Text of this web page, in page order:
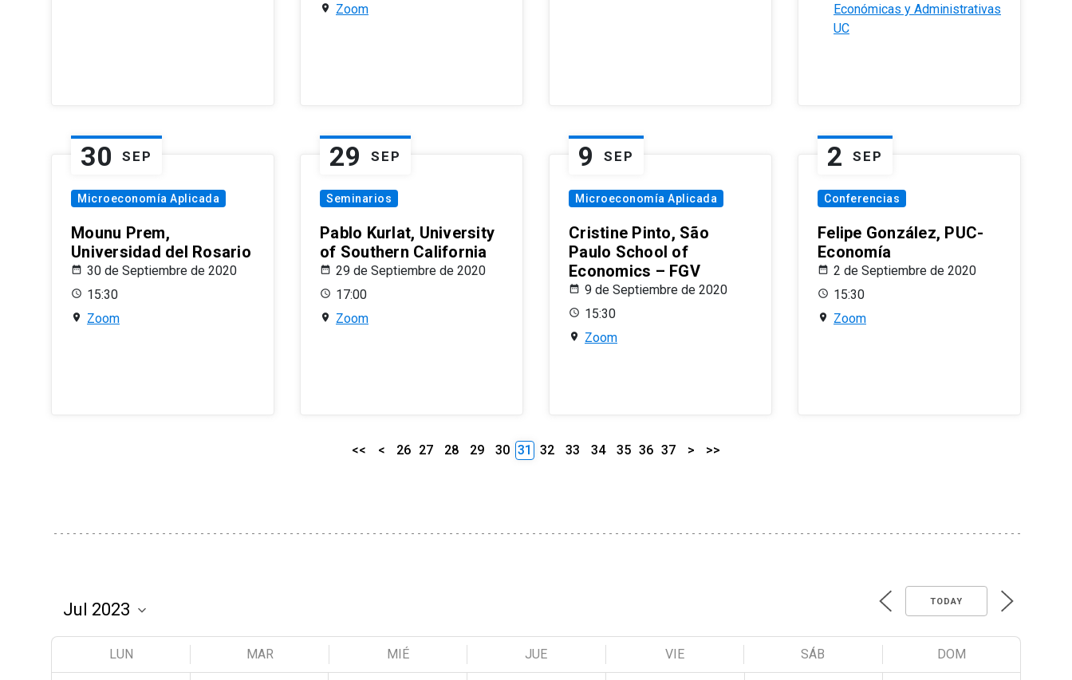
Zoom
Económicas y Administrativas
UC
30 SEP
Microeconomía Aplicada
Mounu Prem,
Universidad del Rosario
30 de Septiembre de 2020
15:30
Zoom
29 SEP
Seminarios
Pablo Kurlat, University
of Southern California
29 de Septiembre de 2020
17:00
Zoom
9 SEP
Microeconomía Aplicada
Cristine Pinto, São
Paulo School of
Economics – FGV
9 de Septiembre de 2020
15:30
Zoom
2 SEP
Conferencias
Felipe González, PUC-
Economía
2 de Septiembre de 2020
15:30
Zoom
<< < 26 27 28 29 30 31 32 33 34 35 36 37 > >>
TODAY
LUN MAR MIÉ JUE VIE SÁB DOM